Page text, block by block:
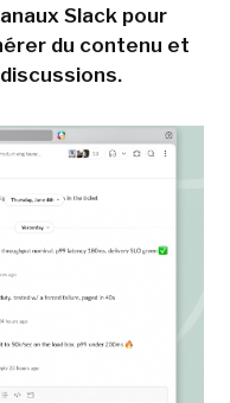
Slack pour
du contenu et